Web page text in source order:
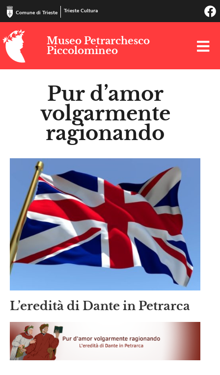
Comune di Trieste Trieste Cultura
Museo Petrarchesco
Piccolomineo
Pur d’amor
volgarmente
ragionando
L’eredità di Dante in Petrarca